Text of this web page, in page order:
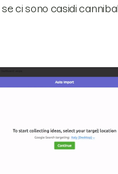
ci sono casidi